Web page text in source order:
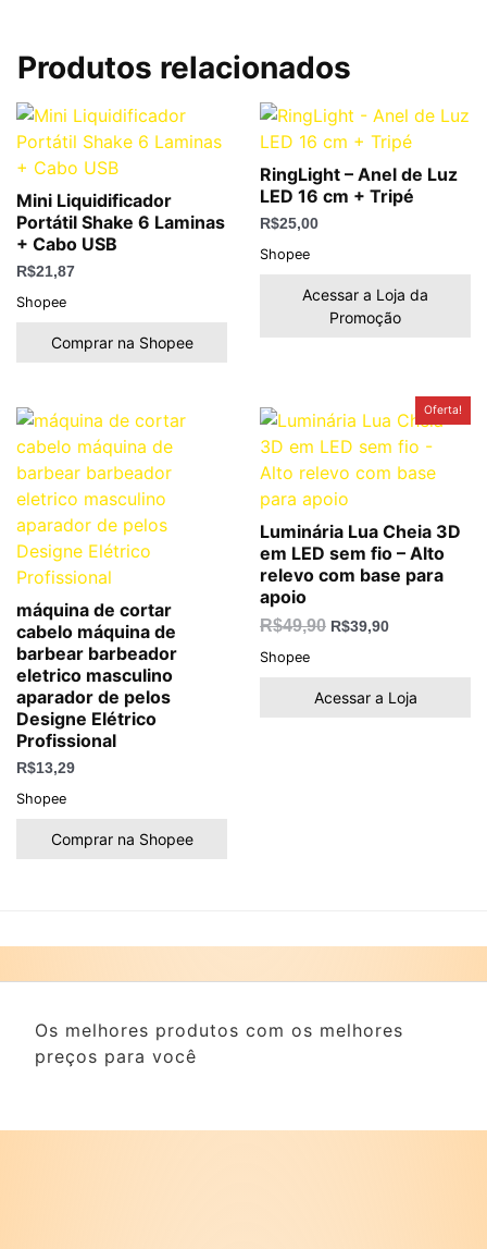
Produtos relacionados
Mini Liquidificador
Portátil Shake 6 Laminas
+ Cabo USB
R$21,87
Shopee
Comprar na Shopee
RingLight – Anel de Luz
LED 16 cm + Tripé
R$25,00
Shopee
Acessar a Loja da
Promoção
máquina de cortar
cabelo máquina de
barbear barbeador
eletrico masculino
aparador de pelos
Designe Elétrico
Profissional
R$13,29
Shopee
Comprar na Shopee
Oferta!
Luminária Lua Cheia 3D
em LED sem fio – Alto
relevo com base para
apoio
R$49,90
preço
era:
R$49,90.
R$39,90
preço
atual
é:
R$39,90.
Shopee
Acessar a Loja
Os melhores produtos com os melhores
preços para você